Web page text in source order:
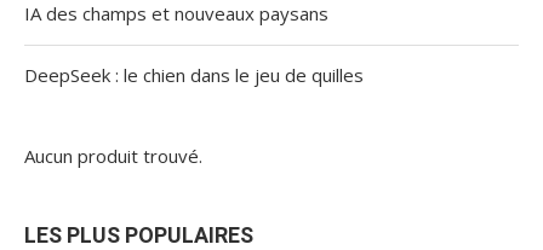
IA des champs et nouveaux paysans
DeepSeek : le chien dans le jeu de quilles
Aucun produit trouvé.
LES PLUS POPULAIRES